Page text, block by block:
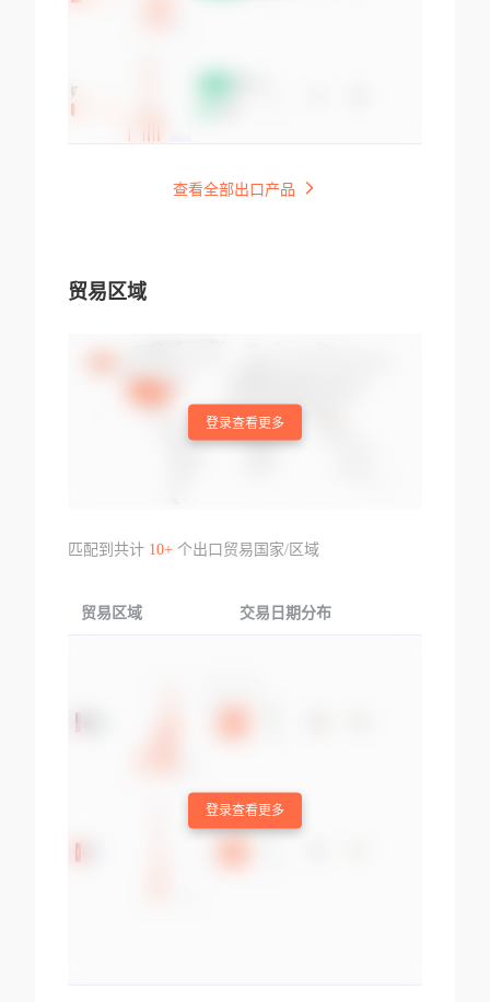
查看全部出口产品
贸易区域
登录查看更多
匹配到共计 10+个出口贸易国家/区域
贸易区域 交易日期分布
登录查看更多